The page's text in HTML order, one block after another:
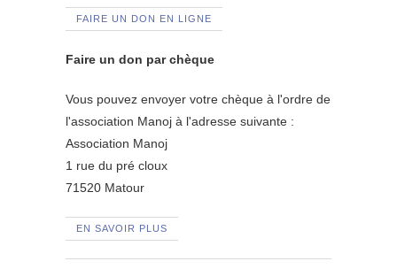
FAIRE UN DON EN LIGNE
Faire un don par chèque
Vous pouvez envoyer votre chèque à l'ordre de
l'association Manoj à l'adresse suivante :
Association Manoj
1 rue du pré cloux
71520 Matour
EN SAVOIR PLUS